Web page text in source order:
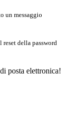
un messaggio
della password
posta elettronica!